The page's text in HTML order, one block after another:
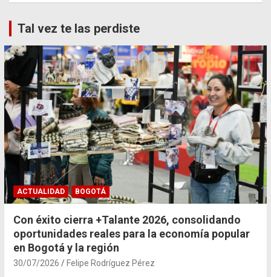
Tal vez te las perdiste
ACTUALIDAD BOGOTÁ
Con éxito cierra +Talante 2026, consolidando
oportunidades reales para la economía popular
en Bogotá y la región
30/07/2026 Felipe Rodríguez Pérez